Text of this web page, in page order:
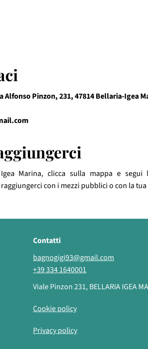
Alfonso Pinzon, 231, 47814 Bellaria-Igea
Marina, clicca sulla mappa e segui
con i mezzi pubblici o con la
Contatti
bagnogigi93@gmail.com
+39 334 1640001
Viale Pinzon 231, BELLARIA IGEA
Cookie policy
Privacy policy